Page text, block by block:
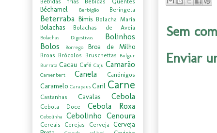
Sem
Enviar
Béchamel Berbigão Beringela
Beterraba Bimis Bolacha Maria
Bolachas Bolachas de Aveia
Bolachas Digestivas
Bolinhos
Bolos
Borrego Broa de Milho
Broas Brócolos Bruschettas Bulgur
Burrata Cacau Café Caju Camarão
Camenbert Canela Canónigos
Caramelo Carapaus Caril Carne
Castanhas Cavalas Cebola
Cebola Doce Cebola Roxa
Cebolinha Cebolinho Cenoura
Cereais Cerejas Cerveja
Cerveja